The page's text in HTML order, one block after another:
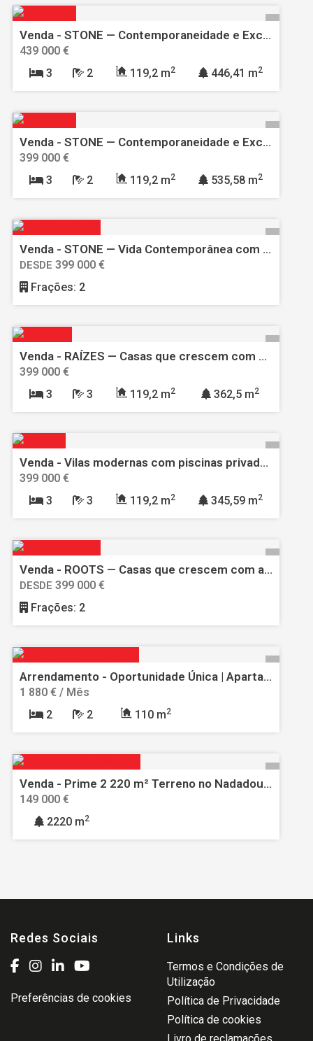
Venda - STONE — Contemporaneidade e Exclusividade com Vista para o Castelo de Óbidos
439 000 €
3
2 119,2 m2 446,41 m2
Venda - STONE — Contemporaneidade e Exclusividade com Vista para o Castelo de Óbidos
399 000 €
3
2 119,2 m2 535,58 m2
Venda - STONE — Vida Contemporânea com Vistas Exclusivas do Castelo de Óbidos
DESDE 399 000 €
Frações: 2
Venda - RAÍZES — Casas que crescem com a Natureza
399 000 €
3
3 119,2 m2 362,5 m2
Venda - Vilas modernas com piscinas privadas em Caldas da Rainha | ROOTS Development
399 000 €
3
3 119,2 m2 345,59 m2
Venda - ROOTS — Casas que crescem com a Natureza
DESDE 399 000 €
Frações: 2
Arrendamento - Oportunidade Única | Apartamento T2 no Funchal, Totalmente Mobilado e Equipado - Despesas Incluídas
1 880 € / Mês
2
2 110 m2
Venda - Prime 2 220 m² Terreno no Nadadouro – 5 min para a Lagoa de Óbidos, 10 min para Caldas da Rainha - possibilidade de construir
149 000 €
2220 m2
Redes Sociais
Preferências de cookies
Links
Termos e Condições de
Utilização
Política de Privacidade
Política de cookies